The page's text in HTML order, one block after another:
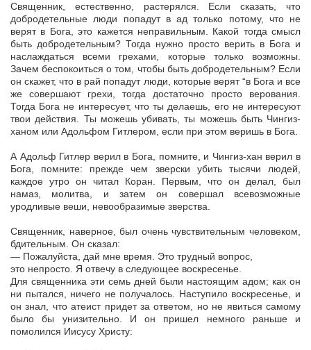
Священник, естественно, растерялся. Если сказать, что
добродетельные люди попадут в ад только потому, что не
верят в Бога, это кажется неправильным. Какой тогда смысл
быть добродетельным? Тогда нужно просто верить в Бога и
наслаждаться всеми грехами, которые только возможны.
Зачем беспокоиться о том, чтобы быть добродетельным? Если
он скажет, что в рай попадут люди, которые верят “в Бога и все
же совершают грехи, тогда достаточно просто верования.
Тогда Бога не интересует, что ты делаешь, его не интересуют
твои действия. Ты можешь убивать, ты можешь быть Чингиз-
ханом или Адольфом Гитлером, если при этом веришь в Бога.
А Адольф Гитлер верил в Бога, помните, и Чингиз-хан верил в
Бога, помните: прежде чем зверски убить тысячи людей,
каждое утро он читал Коран. Первым, что он делал, был
намаз, молитва, и затем он совершал всевозможные
уродливые веши, невообразимые зверства.
Священник, наверное, был очень чувствительным человеком,
бдительным. Он сказал:
— Пожалуйста, дай мне время. Это трудный вопрос,
это непросто. Я отвечу в следующее воскресенье.
Для священника эти семь дней были настоящим адом; как он
ни пытался, ничего не получалось. Наступило воскресенье, и
он знал, что атеист придет за ответом, но не явиться самому
было бы унизительно. И он пришел немного раньше и
помолился Иисусу Христу: